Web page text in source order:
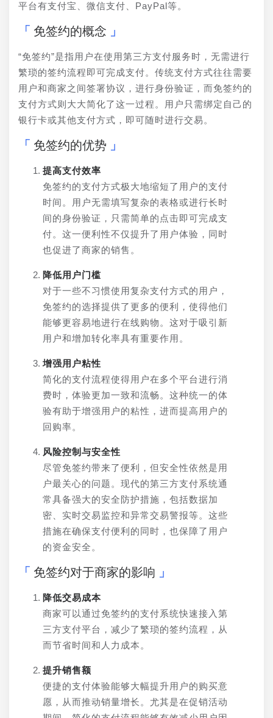
平台有支付宝、微信支付、PayPal等。
免签约的概念
“免签约”是指用户在使用第三方支付服务时，无需进行
繁琐的签约流程即可完成支付。传统支付方式往往需要
用户和商家之间签署协议，进行身份验证，而免签约的
支付方式则大大简化了这一过程。用户只需绑定自己的
银行卡或其他支付方式，即可随时进行交易。
免签约的优势
提高支付效率
免签约的支付方式极大地缩短了用户的支付
时间。用户无需填写复杂的表格或进行长时
间的身份验证，只需简单的点击即可完成支
付。这一便利性不仅提升了用户体验，同时
也促进了商家的销售。
降低用户门槛
对于一些不习惯使用复杂支付方式的用户，
免签约的选择提供了更多的便利，使得他们
能够更容易地进行在线购物。这对于吸引新
用户和增加转化率具有重要作用。
增强用户粘性
简化的支付流程使得用户在多个平台进行消
费时，体验更加一致和流畅。这种统一的体
验有助于增强用户的粘性，进而提高用户的
回购率。
风险控制与安全性
尽管免签约带来了便利，但安全性依然是用
户最关心的问题。现代的第三方支付系统通
常具备强大的安全防护措施，包括数据加
密、实时交易监控和异常交易警报等。这些
措施在确保支付便利的同时，也保障了用户
的资金安全。
免签约对于商家的影响
降低交易成本
商家可以通过免签约的支付系统快速接入第
三方支付平台，减少了繁琐的签约流程，从
而节省时间和人力成本。
提升销售额
便捷的支付体验能够大幅提升用户的购买意
愿，从而推动销量增长。尤其是在促销活动